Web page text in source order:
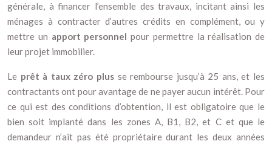
générale, à financer l’ensemble des travaux, incitant ainsi les
ménages à contracter d’autres crédits en complément, ou y
mettre un apport personnel pour permettre la réalisation de
leur projet immobilier.
Le prêt à taux zéro plusse rembourse jusqu’à 25 ans, et les
contractants ont pour avantage de ne payer aucun intérêt. Pour
ce qui est des conditions d’obtention, il est obligatoire que le
bien soit implanté dans les zones A, B1, B2, et C et que le
demandeur n’ait pas été propriétaire durant les deux années